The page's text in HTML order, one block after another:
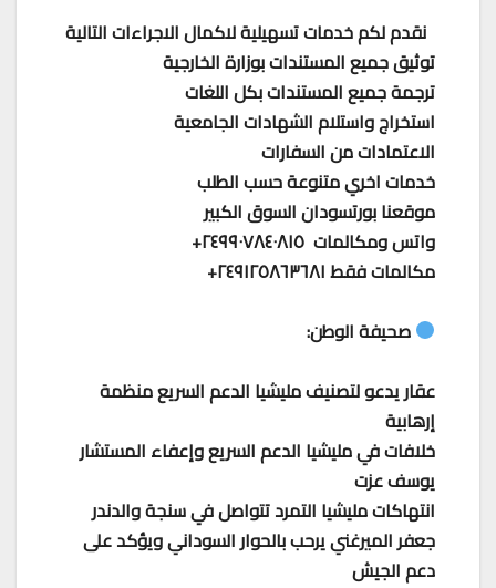
نقدم لكم خدمات تسهيلية لاكمال الاجراءات التالية
توثيق جميع المستندات بوزارة الخارجية
ترجمة جميع المستندات بكل اللغات
استخراج واستلام الشهادات الجامعية
الاعتمادات من السفارات
خدمات اخري متنوعة حسب الطلب
موقعنا بورتسودان السوق الكبير
واتس ومكالمات ٢٤٩٩٠٧٨٤٠٨١٥+
مكالمات فقط ٢٤٩١٢٥٨٦٣٦٨١+
صحيفة الوطن:
عقار يدعو لتصنيف مليشيا الدعم السريع منظمة
إرهابية
خلافات في مليشيا الدعم السريع وإعفاء المستشار
يوسف عزت
انتهاكات مليشيا التمرد تتواصل في سنجة والدندر
جعفر الميرغني يرحب بالحوار السوداني ويؤكد على
دعم الجيش